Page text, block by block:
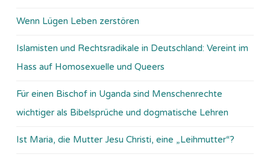
Wenn Lügen Leben zerstören
Islamisten und Rechtsradikale in Deutschland: Vereint im
Hass auf Homosexuelle und Queers
Für einen Bischof in Uganda sind Menschenrechte
wichtiger als Bibelsprüche und dogmatische Lehren
Ist Maria, die Mutter Jesu Christi, eine „Leihmutter“?